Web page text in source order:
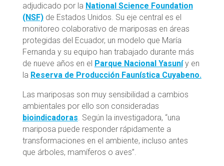
adjudicado por la National Science Foundation
(NSF)de Estados Unidos. Su eje central es el
monitoreo colaborativo de mariposas en áreas
protegidas del Ecuador, un modelo que María
Fernanda y su equipo han trabajado durante más
de nueve años en el Parque Nacional Yasuníy en
la Reserva de Producción Faunística Cuyabeno.
Las mariposas son muy sensibilidad a cambios
ambientales por ello son consideradas
bioindicadoras . Según la investigadora, “una
mariposa puede responder rápidamente a
transformaciones en el ambiente, incluso antes
que árboles, mamíferos o aves”.